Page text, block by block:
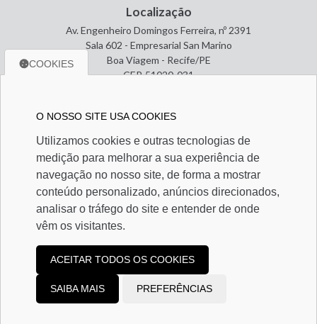
Localização
Av. Engenheiro Domingos Ferreira, nº 2391
Sala 602 - Empresarial San Marino
Boa Viagem - Recife/PE
CEP. 51020-031
Entre em contato
(81) 3465-1784
(81) 3465-1784
miguelarcanjo@contabilservice.cnt.br
Redes Sociais
COOKIES
O NOSSO SITE USA COOKIES
Utilizamos cookies e outras tecnologias de
medição para melhorar a sua experiência de
navegação no nosso site, de forma a mostrar
conteúdo personalizado, anúncios direcionados,
analisar o tráfego do site e entender de onde
vêm os visitantes.
ACEITAR TODOS OS COOKIES
SAIBA MAIS PREFERÊNCIAS